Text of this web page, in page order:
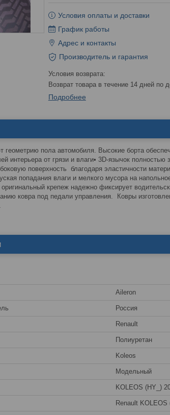
Условия оплаты и доставки
График работы
Адрес и контакты
Производитель и гарантия
возврат товара в течение 14 дней по
Подробнее
геометрию пола автомобиля. Высокие борта
интерьера от грязи и влаги• 3D-язычок
поверхность благодаря эластичности
попадания влаги и мелкого мусора на
крепеж надежно фиксирует
ковра под педали управления. Ковры
Aileron
Россия
Renault
Полиуретан
Koleos
Модельный
KOLEOS (HY_)
Renault KOLEOS